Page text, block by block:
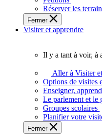
potentiel,
l'Assemblée
a
besoin
Réserver les
Fermer
Visiter et apprendre
voir,
apprendre
et
Il y a tant à voir, à
Aller à Visiter
Options de visites
Enseigner,
Le parlement et le
Groupes scolaires
Planifier votre
Fermer